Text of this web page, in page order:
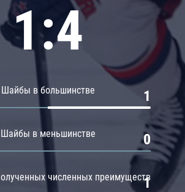
1:4
Шайбы в большинстве 1
Шайбы в меньшинстве 0
численных преимуществ
1